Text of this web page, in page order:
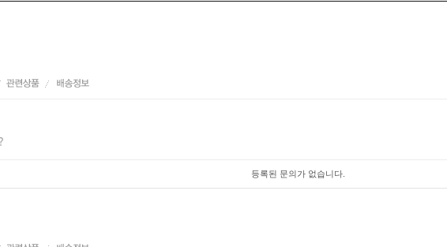
등록된 문의가 없습니다.